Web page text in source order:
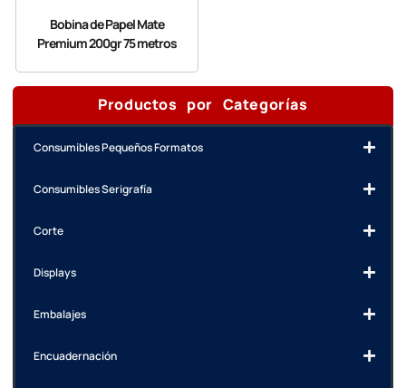
Productos por Categorías
Consumibles Pequeños Formatos
Consumibles Serigrafía
Corte
Displays
Embalajes
Encuadernación
Bobina de Papel Mate
Premium 200gr 75 metros